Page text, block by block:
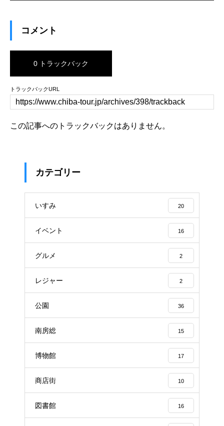
コメント
0 トラックバック
トラックバックURL
この記事へのトラックバックはありません。
カテゴリー
いすみ 20
イベント 16
グルメ 2
レジャー 2
公園 36
南房総 15
博物館 17
商店街 10
図書館 16